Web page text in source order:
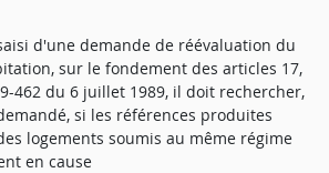
d'une demande de réévaluation du
sur le fondement des articles 17,
462 du 6 juillet 1989, il doit rechercher,
si les références produites
logements soumis au même régime
en cause